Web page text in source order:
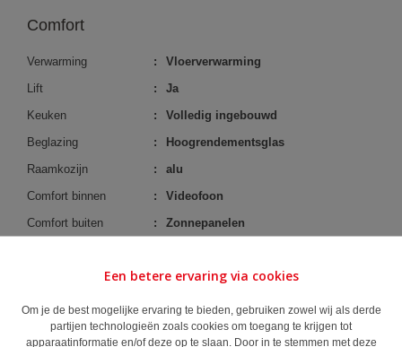
Comfort
Verwarming :
Vloerverwarming
Lift
:
Ja
Keuken
:
Volledig ingebouwd
Beglazing
:
Hoogrendementsglas
Raamkozijn
:
alu
Comfort binnen
:
Videofoon
Comfort buiten
: Zonnepanelen
+
Een betere ervaring via cookies
Om je de best mogelijke ervaring te bieden, gebruiken zowel wij als derde
partijen technologieën zoals cookies om toegang te krijgen tot
apparaatinformatie en/of deze op te slaan. Door in te stemmen met deze